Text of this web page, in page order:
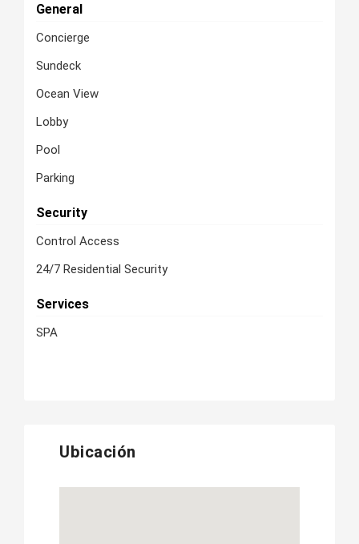
General
Concierge
Sundeck
Ocean View
Lobby
Pool
Parking
Security
Control Access
24/7 Residential Security
Services
SPA
Ubicación